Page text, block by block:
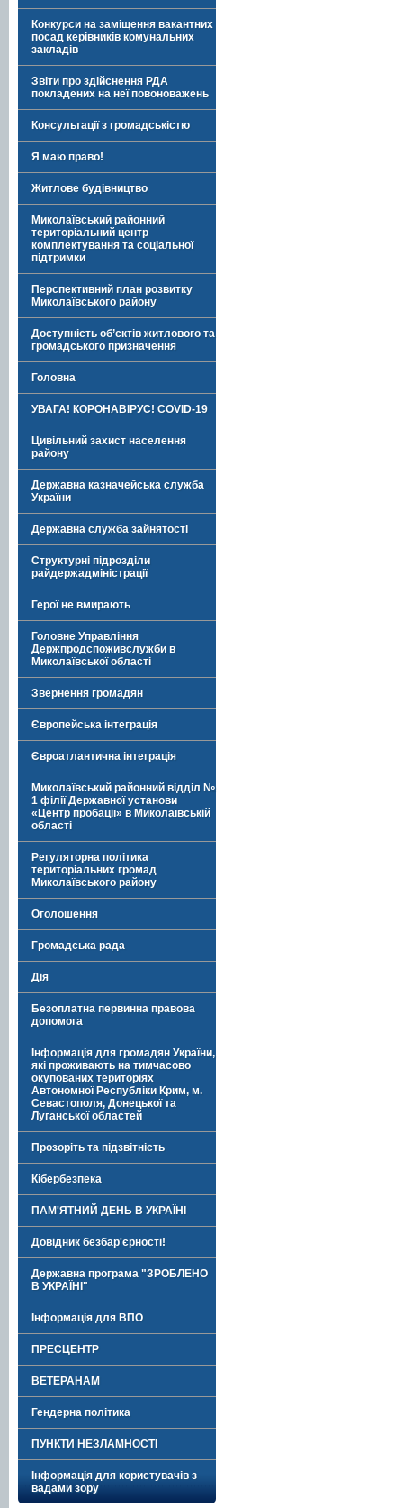
Конкурси на заміщення вакантних
посад керівників комунальних
закладів
Звіти про здійснення РДА
покладених на неї повоноважень
Консультації з громадськістю
Я маю право!
Житлове будівництво
Миколаївський районний
територіальний центр
комплектування та соціальної
підтримки
Перспективний план розвитку
Миколаївського району
Доступність об’єктів житлового та
громадського призначення
Головна
УВАГА! КОРОНАВІРУС! COVID-19
Цивільний захист населення
району
Державна казначейська служба
України
Державна служба зайнятості
Структурні підрозділи
райдержадміністрації
Герої не вмирають
Головне Управління
Держпродспоживслужби в
Миколаївської області
Звернення громадян
Європейська інтеграція
Євроатлантична інтеграція
Миколаївський районний відділ №
1 філії Державної установи
«Центр пробації» в Миколаївській
області
Регуляторна політика
територіальних громад
Миколаївського району
Оголошення
Громадська рада
Дія
Безоплатна первинна правова
допомога
Інформація для громадян України,
які проживають на тимчасово
окупованих територіях
Автономної Республіки Крим, м.
Севастополя, Донецької та
Луганської областей
Прозоріть та підзвітність
Кібербезпека
ПАМ'ЯТНИЙ ДЕНЬ В УКРАЇНІ
Довідник безбар'єрності!
Державна програма "ЗРОБЛЕНО
В УКРАЇНІ"
Інформація для ВПО
ПРЕСЦЕНТР
ВЕТЕРАНАМ
Гендерна політика
ПУНКТИ НЕЗЛАМНОСТІ
Інформація для користувачів з
вадами зору